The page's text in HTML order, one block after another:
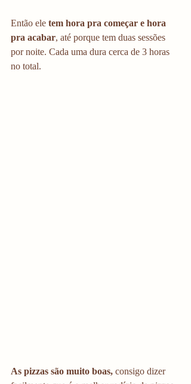
Então ele tem hora pra começar e hora
pra acabar, até porque tem duas sessões
por noite. Cada uma dura cerca de 3 horas
no total.
As pizzas são muito boas, consigo dizer